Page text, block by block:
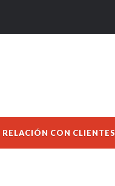
RELACIÓN CON CLIENTES